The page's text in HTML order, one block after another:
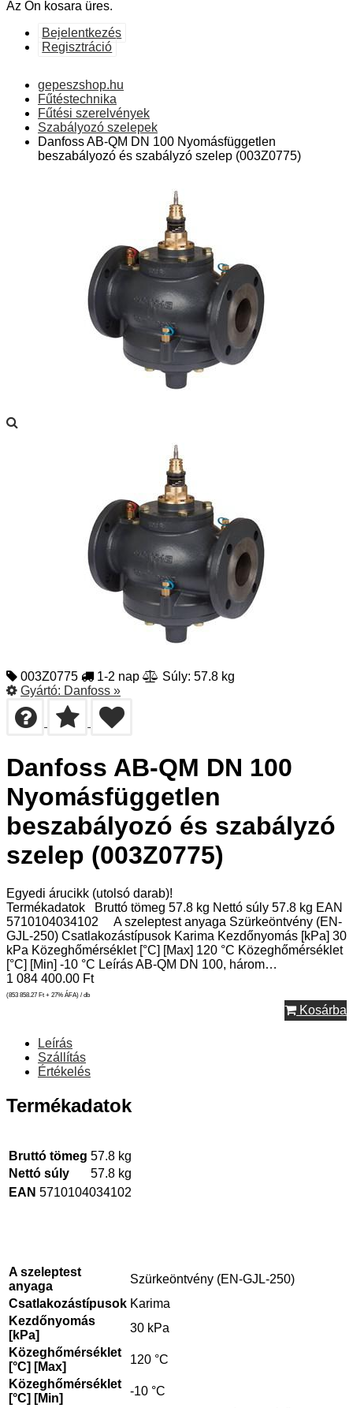
Az Ön kosara üres.
Bejelentkezés
Regisztráció
gepeszshop.hu
Fűtéstechnika
Fűtési szerelvények
Szabályozó szelepek
Danfoss AB-QM DN 100 Nyomásfüggetlen
beszabályozó és szabályzó szelep (003Z0775)
003Z0775 1-2 nap
Súly: 57.8 kg
Gyártó: Danfoss »
Danfoss AB-QM DN 100
Nyomásfüggetlen
beszabályozó és szabályzó
szelep (003Z0775)
Egyedi árucikk (utolsó darab)!
Termékadatok Bruttó tömeg 57.8 kg Nettó súly 57.8 kg EAN
5710104034102 A szeleptest anyaga Szürkeöntvény (EN-
GJL-250) Csatlakozástípusok Karima Kezdőnyomás [kPa] 30
kPa Közeghőmérséklet [°C] [Max] 120 °C Közeghőmérséklet
[°C] [Min] -10 °C Leírás AB-QM DN 100, három…
1 084 400.00 Ft
(853 858.27 Ft + 27% ÁFA) / db
Kosárba
Leírás
Szállítás
Értékelés
Termékadatok
Bruttó tömeg 57.8 kg
Nettó súly
57.8 kg
EAN 5710104034102
A szeleptest
anyaga
Szürkeöntvény (EN-GJL-250)
Csatlakozástípusok Karima
Kezdőnyomás
[kPa]
30 kPa
Közeghőmérséklet
[°C] [Max]
120 °C
Közeghőmérséklet
[°C] [Min]
-10 °C